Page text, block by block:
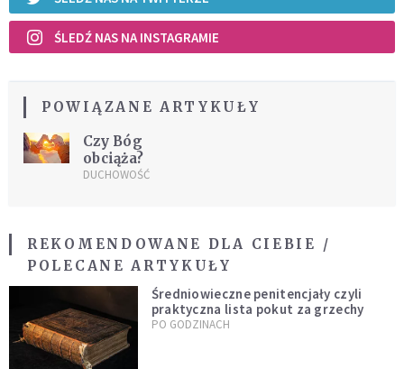
ŚLEDŹ NAS NA INSTAGRAMIE
POWIĄZANE ARTYKUŁY
Czy Bóg
obciąża?
DUCHOWOŚĆ
REKOMENDOWANE DLA CIEBIE /
POLECANE ARTYKUŁY
Średniowieczne penitencjały czyli
praktyczna lista pokut za grzechy
PO GODZINACH